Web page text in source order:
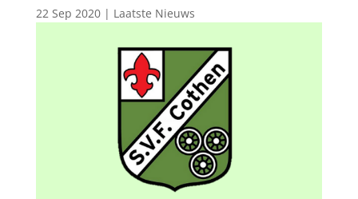
22 Sep 2020| Laatste Nieuws